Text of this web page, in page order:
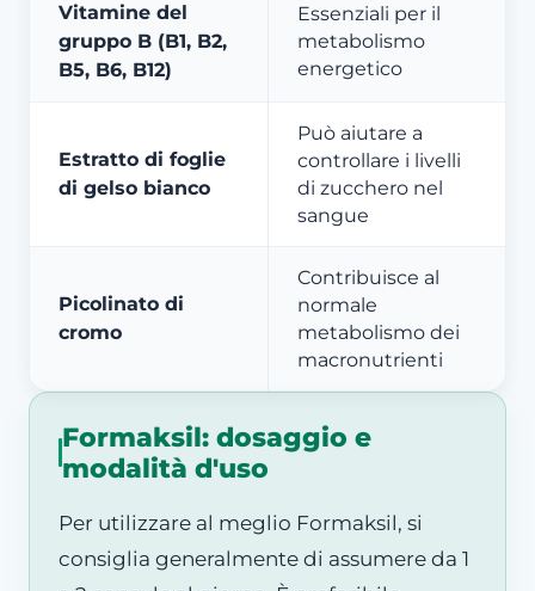
Vitamine del
gruppo B (B1, B2,
B5, B6, B12)
Essenziali per il
metabolismo
energetico
Estratto di foglie
di gelso bianco
Può aiutare a
controllare i livelli
di zucchero nel
sangue
Picolinato di
cromo
Contribuisce al
normale
metabolismo dei
macronutrienti
Formaksil: dosaggio e
modalità d'uso
Per utilizzare al meglio Formaksil, si
consiglia generalmente di assumere da 1